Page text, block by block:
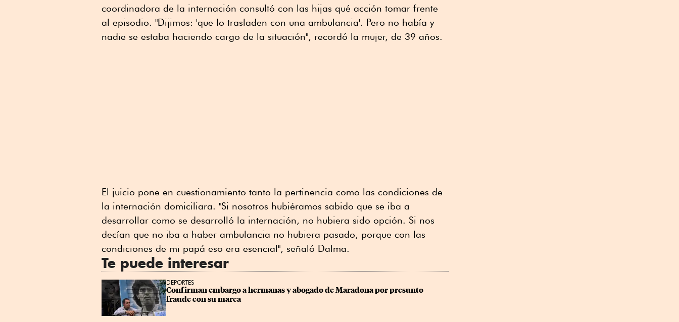
coordinadora de la internación consultó con las hijas qué acción tomar frente
al episodio. "Dijimos: 'que lo trasladen con una ambulancia'. Pero no había y
nadie se estaba haciendo cargo de la situación", recordó la mujer, de 39 años.
El juicio pone en cuestionamiento tanto la pertinencia como las condiciones de
la internación domiciliara. "Si nosotros hubiéramos sabido que se iba a
desarrollar como se desarrolló la internación, no hubiera sido opción. Si nos
decían que no iba a haber ambulancia no hubiera pasado, porque con las
condiciones de mi papá eso era esencial", señaló Dalma.
Te puede interesar
DEPORTES
Confirman embargo a hermanas y abogado de Maradona por presunto
fraude con su marca